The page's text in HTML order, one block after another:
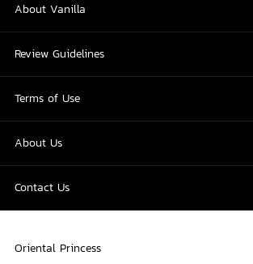
About Vanilla
Review Guidelines
Terms of Use
About Us
Contact Us
Oriental Princess